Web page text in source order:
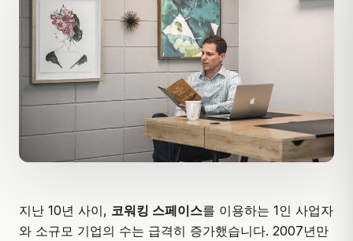
지난 10년 사이, 코워킹 스페이스를 이용하는 1인 사업자
와 소규모 기업의 수는 급격히 증가했습니다. 2007년만